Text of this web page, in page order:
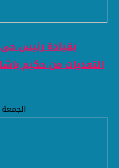
بقيادة رئيس
التعديات من حكيم
الجمعة 07 أغسطس 2026 03:38 مساءً